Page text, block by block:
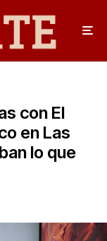
con El
en Las
lo que